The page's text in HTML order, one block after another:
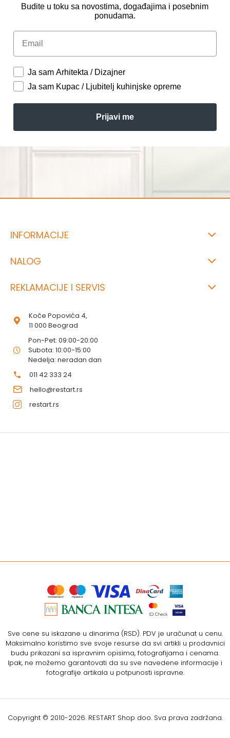
Budite u toku sa novostima, događajima i posebnim
ponudama.
Email
Ja sam Arhitekta / Dizajner
Ja sam Kupac / Ljubitelj kuhinjske opreme
Prijavi me
INFORMACIJE
NALOG
REKLAMACIJE I SERVIS
Koče Popovića 4,
11 000 Beograd
Pon-Pet: 09:00-20:00
Subota: 10:00-15:00
Nedelja: neradan dan
011 42 333 24
hello@restart.rs
restart.rs
Sve cene su iskazane u dinarima (RSD). PDV je uračunat u cenu.
Maksimalno koristimo sve svoje resurse da svi artikli u prodavnici
budu prikazani sa ispravnim opisima, fotografijama i cenama.
Ipak, ne možemo garantovati da su sve navedene informacije i
fotografije artikala u potpunosti ispravne.
Copyright © 2010-2026. RESTART Shop doo. Sva prava zadržana.